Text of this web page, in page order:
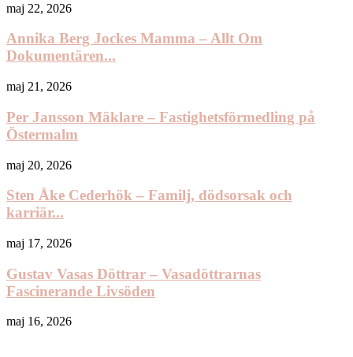
maj 22, 2026
Annika Berg Jockes Mamma – Allt Om
Dokumentären...
maj 21, 2026
Per Jansson Mäklare – Fastighetsförmedling på
Östermalm
maj 20, 2026
Sten Åke Cederhök – Familj, dödsorsak och
karriär...
maj 17, 2026
Gustav Vasas Döttrar – Vasadöttrarnas
Fascinerande Livsöden
maj 16, 2026